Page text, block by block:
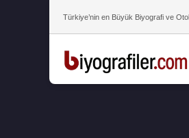
Türkiye’nin en Büyük Biyografi ve